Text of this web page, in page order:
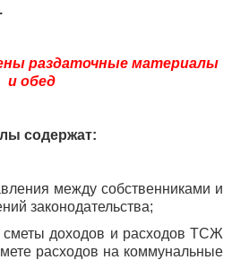
раздаточные материалы
и обед
содержат:
между собственниками и
законодательства;
сметы доходов и расходов ТСЖ
расходов на коммунальные